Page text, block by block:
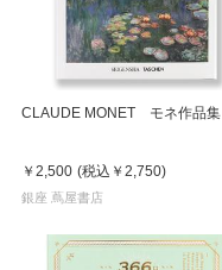
CLAUDE MONET モネ作品集
￥2,500 (税込 ￥2,750)
銀座 蔦屋書店